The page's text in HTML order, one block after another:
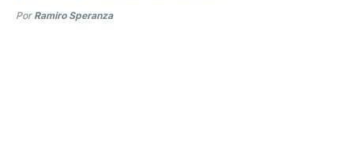
Por Ramiro Speranza